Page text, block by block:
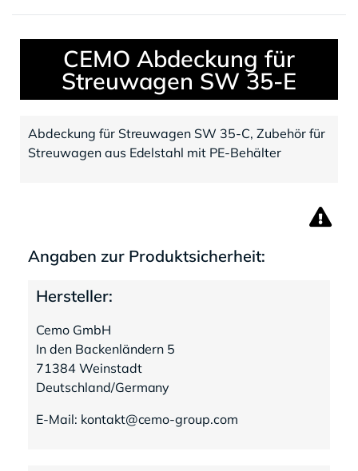
CEMO Abdeckung für
Streuwagen SW 35-E
Abdeckung für Streuwagen SW 35-C, Zubehör für
Streuwagen aus Edelstahl mit PE-Behälter
Angaben zur Produktsicherheit:
Hersteller:
Cemo GmbH
In den Backenländern 5
71384 Weinstadt
Deutschland/Germany
E-Mail: kontakt@cemo-group.com